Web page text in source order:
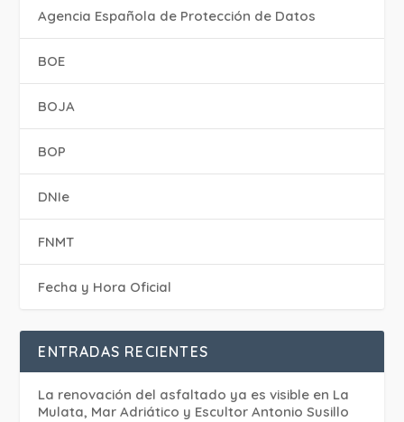
Agencia Española de Protección de Datos
BOE
BOJA
BOP
DNIe
FNMT
Fecha y Hora Oficial
ENTRADAS RECIENTES
La renovación del asfaltado ya es visible en La
Mulata, Mar Adriático y Escultor Antonio Susillo